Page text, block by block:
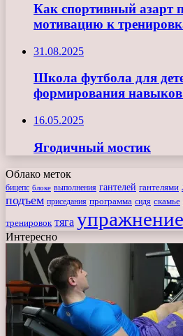
Как спортивный азарт
мотивацию к
31.08.2025
Школа футбола для
формирования
16.05.2025
Ягодичный мостик
Облако меток
бицепс блоке выполнения гантелей гантелями
подъем приседания программа сидя скамье
тренировок тяга упражнение
Интересно